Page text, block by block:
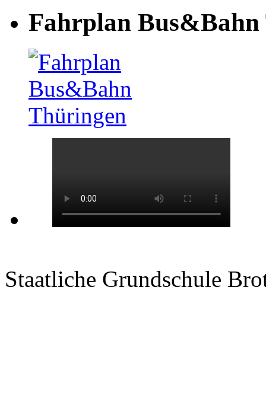
Fahrplan
Staatliche Grundschule